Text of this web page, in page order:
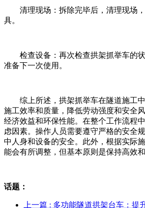
清理现场：拆除完毕后，清理现场，
具。
检查设备：再次检查拱架抓举车的状
准备下一次使用。
综上所述，拱架抓举车在隧道施工中
施工效率和质量，降低劳动强度和安全
经济效益和环保性能。在整个工作流程
虑因素。操作人员需要遵守严格的安全
中人身和设备的安全。此外，根据实际
能会有所调整，但基本原则是保持高效和
话题：
上一篇 : 多功能隧道拱架台车：提